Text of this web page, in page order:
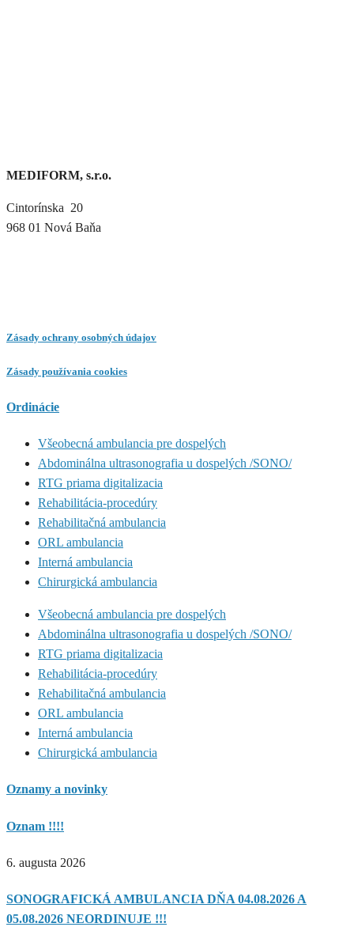
MEDIFORM, s.r.o.
Cintorínska 20
968 01 Nová Baňa
Zásady ochrany osobných údajov
Zásady používania cookies
Ordinácie
Všeobecná ambulancia pre dospelých
Abdominálna ultrasonografia u dospelých /SONO/
RTG priama digitalizacia
Rehabilitácia-procedúry
Rehabilitačná ambulancia
ORL ambulancia
Interná ambulancia
Chirurgická ambulancia
Všeobecná ambulancia pre dospelých
Abdominálna ultrasonografia u dospelých /SONO/
RTG priama digitalizacia
Rehabilitácia-procedúry
Rehabilitačná ambulancia
ORL ambulancia
Interná ambulancia
Chirurgická ambulancia
Oznamy a novinky
Oznam !!!!
6. augusta 2026
SONOGRAFICKÁ AMBULANCIA DŇA 04.08.2026 A
05.08.2026 NEORDINUJE !!!